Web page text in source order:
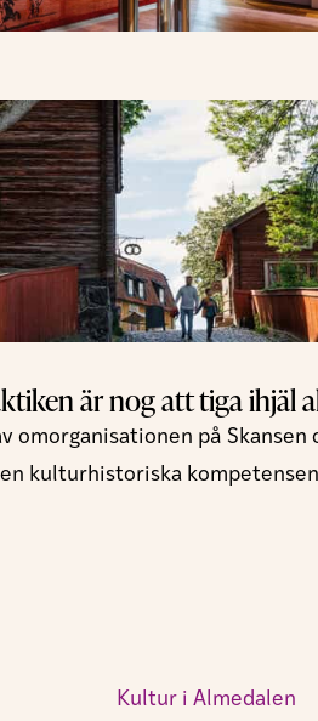
är nog att tiga ihjäl
omorganisationen på
kulturhistoriska